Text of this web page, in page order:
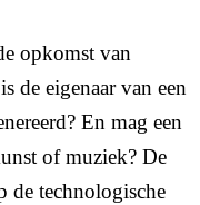
opkomst van
de eigenaar van een
En mag een
of muziek? De
de technologische